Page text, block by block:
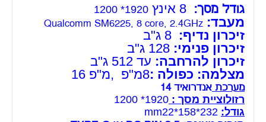
גודל מסך: 8 אינץ 1920* 1200
מעבד: Qualcomm SM6225, 8 core, 2.4GHz
זיכרון נדיף: 8 ג"ב
זיכרון פנימי: 128 ג"ב
זיכרון להרחבה: עד 512 ג"ב
מצלמה: כפולה :8מ"פ ,מ"פ 16
מערכת אנדרואיד 14
רזולוציית מסך : 1920* 1200
גודל: